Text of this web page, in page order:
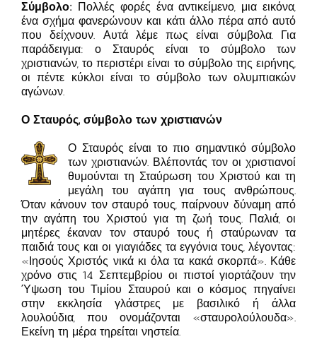
Σύμβολο: Πολλές φορές ένα αντικείμενο, μια εικόνα,
ένα σχήμα φανερώνουν και κάτι άλλο πέρα από αυτό
που δείχνουν. Αυτά λέμε πως είναι σύμβολα. Για
παράδειγμα: ο Σταυρός είναι το σύμβολο των
χριστιανών, το περιστέρι είναι το σύμβολο της ειρήνης,
οι πέντε κύκλοι είναι το σύμβολο των ολυμπιακών
αγώνων.
Ο Σταυρός, σύμβολο των χριστιανών
Ο Σταυρός είναι το πιο σημαντικό σύμβολο
των χριστιανών. Βλέποντάς τον οι χριστιανοί
θυμούνται τη Σταύρωση του Χριστού και τη
μεγάλη του αγάπη για τους ανθρώπους.
Όταν κάνουν τον σταυρό τους, παίρνουν δύναμη από
την αγάπη του Χριστού για τη ζωή τους. Παλιά, οι
μητέρες έκαναν τον σταυρό τους ή σταύρωναν τα
παιδιά τους και οι γιαγιάδες τα εγγόνια τους, λέγοντας:
«Ιησούς Χριστός νικά κι όλα τα κακά σκορπά». Κάθε
χρόνο στις 14 Σεπτεμβρίου οι πιστοί γιορτάζουν την
Ύψωση του Τιμίου Σταυρού και ο κόσμος πηγαίνει
στην εκκλησία γλάστρες με βασιλικό ή άλλα
λουλούδια, που ονομάζονται «σταυρολούλουδα».
Εκείνη τη μέρα τηρείται νηστεία.